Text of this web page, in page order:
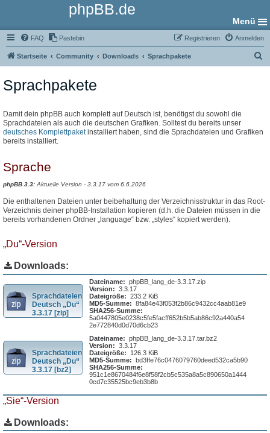
phpBB.de
Menü
FAQ Pastebin Anmelden
Registrieren
Startseite Community Downloads Sprachpakete
Sprachpakete
Damit dein phpBB auch komplett auf Deutsch ist, benötigst du sowohl die
Sprachdateien als auch die deutschen Grafiken. Solltest du bereits unser
deutsches Komplettpaketinstalliert haben, sind die Sprachdateien und Grafiken
bereits installiert.
Sprache
phpBB 3.3:Aktuelle Version - 3.3.17 vom 6.6.2026
Die enthaltenen Dateien unter beibehaltung der Verzeichnisstruktur in das Root-
Verzeichnis deiner phpBB-Installation kopieren (d.h. die Dateien müssen in die
bereits vorhandenen Ordner „language“ bzw. „styles“ kopiert werden).
„Du“-Version
Downloads:
Sprachdateien
Deutsch „Du“
3.3.17 [zip]
Dateiname: phpBB_lang_de-3.3.17.zip
Version: 3.3.17
Dateigröße: 233.2 KiB
MD5-Summe: 8fa84e43f053f2b86c9432cc4aab81e9
SHA256-Summe:
5a0447805e0238c5fe5facff652b5b5ab86c92a440a54
2e772840d0d70d6cb23
Sprachdateien
Deutsch „Du“
3.3.17 [bz2]
Dateiname: phpBB_lang_de-3.3.17.tar.bz2
Version: 3.3.17
Dateigröße:
126.3 KiB
MD5-Summe: bd3ffe76c0476079760deed532ca5b90
SHA256-Summe:
951c1e8670484f6e8f58f2cb5c535a8a5c890650a1444
0cd7c35525bc9eb3b8b
„Sie“-Version
Downloads: